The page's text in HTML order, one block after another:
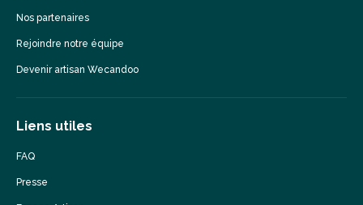
Nos partenaires
Rejoindre notre équipe
Devenir artisan Wecandoo
Liens utiles
FAQ
Presse